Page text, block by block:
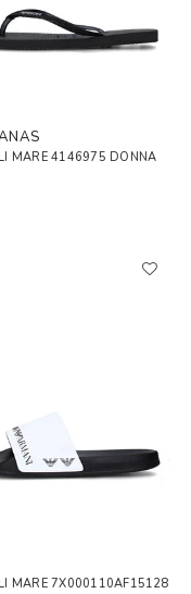
MARE 4146975 DONNA
MARE 7X000110AF15128